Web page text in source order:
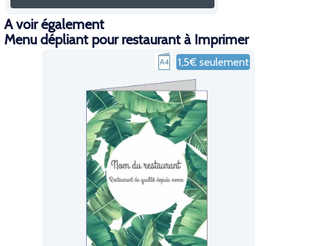
A voir également
Menu dépliant pour restaurant à Imprimer
1,5€ seulement